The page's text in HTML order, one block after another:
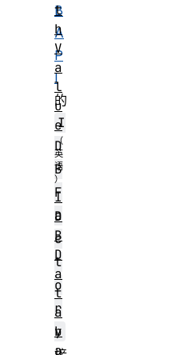
B
A
P
I
的
I
D
B
F
a
c
t
o
r
y
t
h
V
a
l
u
e
I
D
B
D
a
t
a
b
a